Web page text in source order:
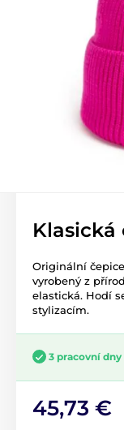
Klasická
Originální
vyrobený z
elastická. Hodí
stylizacím.
3 pracovní dny
45,73 €